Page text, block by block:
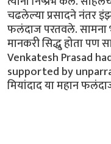
चढलेल्या प्रसादने नंतर
फलंदाज परतवले. सामना
मानकरी सिद्धु होता पण
Venkatesh Prasad
supported by
मियांदाद या महान